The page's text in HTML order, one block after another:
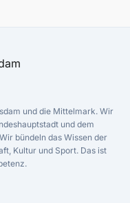
und die Mittelmark. Wir
und dem
bündeln das Wissen der
Kultur und Sport. Das ist